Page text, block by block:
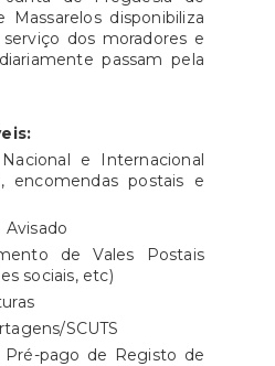
disponibiliza
dos moradores e
passam pela
e Internacional
encomendas postais e
Avisado
de Vales Postais
sociais, etc)
SCUTS
Pré-pago de Registo de